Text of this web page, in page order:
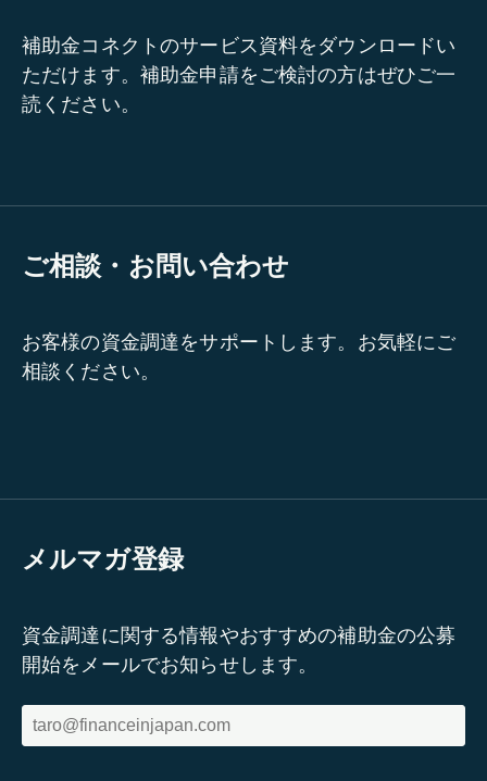
補助金コネクトのサービス資料をダウンロードい
ただけます。補助金申請をご検討の方はぜひご一
読ください。
ご相談・お問い合わせ
お客様の資金調達をサポートします。お気軽にご
相談ください。
メルマガ登録
資金調達に関する情報やおすすめの補助金の公募
開始をメールでお知らせします。